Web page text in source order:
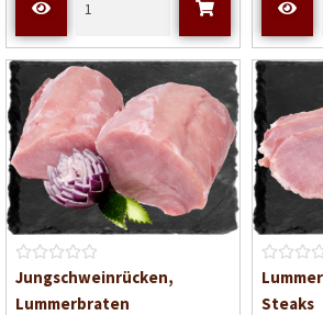
i
t
0
o
n
5
B
e
Jungschweinrücken,
Lummerbraten
B
e
Steaks